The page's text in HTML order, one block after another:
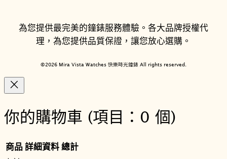
為您提供最完美的鐘錶服務體驗。各大品牌授權代
理，為您提供品質保證，讓您放心選購。
©2026 Mira Vista Watches 快樂時光鐘錶 All rights reserved.
你的購物車 (項目：0 個)
商品詳細資料總計